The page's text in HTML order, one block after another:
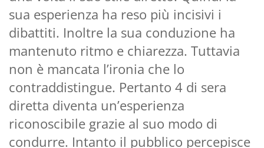
sua esperienza ha reso più incisivi i
dibattiti. Inoltre la sua conduzione ha
mantenuto ritmo e chiarezza. Tuttavia
non è mancata l’ironia che lo
contraddistingue. Pertanto 4 di sera
diretta diventa un’esperienza
riconoscibile grazie al suo modo di
condurre. Intanto il pubblico percepisce